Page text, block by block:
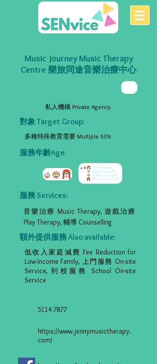
Music Journey Music Therapy
Centre 樂旅同途音樂治療中心
私人機構 Private Agency
對象 Target Group:
多種特殊教育需要 Multiple SEN
服務年齡Age:
服務 Services:
音樂治療 Music Therapy, 遊戲治療
Play Therapy, 輔導 Counselling
額外提供服務 Also available:
低收入家庭減費 Fee Reduction for
Low-Income Family, 上門服務 On-site
Service, 到校服務 School On-site
Service
5114 7877
https://www.jennymusictherapy.
com/